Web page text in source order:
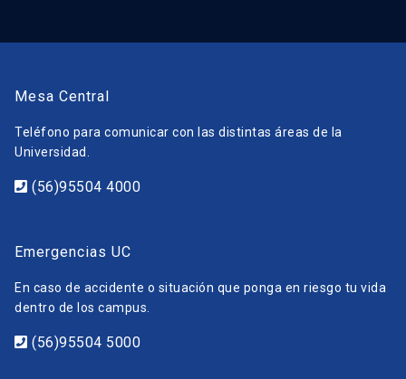
Mesa Central
Teléfono para comunicar con las distintas áreas de la
Universidad.
(56)95504 4000
Emergencias UC
En caso de accidente o situación que ponga en riesgo tu vida
dentro de los campus.
(56)95504 5000